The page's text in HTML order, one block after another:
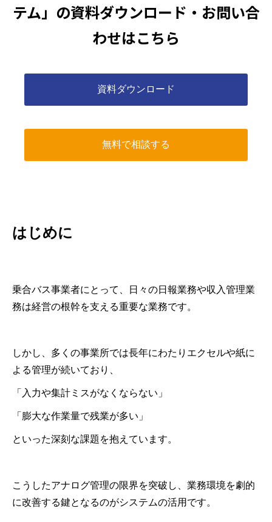
テム」の資料ダウンロード・お問い合
わせはこちら
資料ダウンロード
無料で相談する
はじめに
乗合バス事業者にとって、日々の日報業務や収入管理業
務は経営の根幹を支える重要な業務です。
しかし、多くの事業所では長年にわたりエクセルや紙に
よる管理が続いており、
「入力や集計ミスがなくならない」
「膨大な作業量で残業が多い」
といった深刻な課題を抱えています。
こうしたアナログ管理の限界を突破し、業務環境を劇的
に改善する鍵となるのがシステムの活用です。